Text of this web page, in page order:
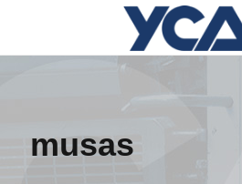
musas